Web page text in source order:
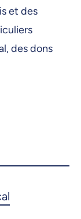
et des
des dons